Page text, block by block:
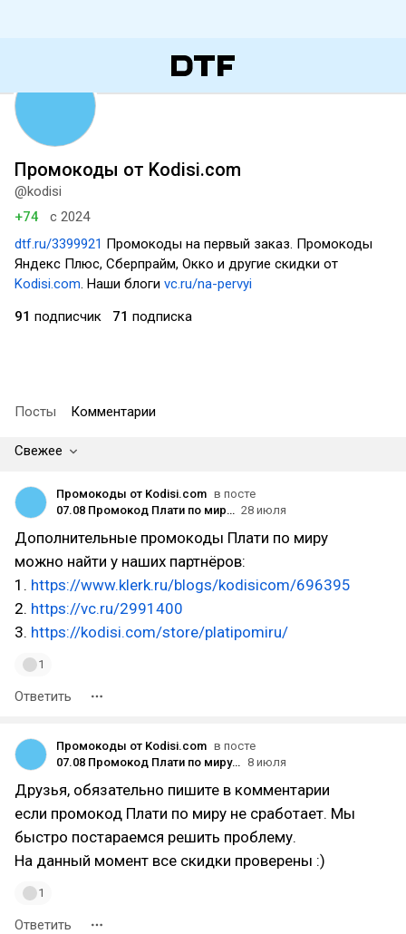
Промокоды от Kodisi.com
@kodisi
+74
с 2024
dtf.ru/3399921 Промокоды на первый заказ. Промокоды
Яндекс Плюс, Сберпрайм, Окко и другие скидки от
Kodisi.com. Наши блоги vc.ru/na-pervyi
91 подписчик 71 подписка
Посты Комментарии
Свежее
Промокоды от Kodisi.com в посте
07.08 Промокод Плати по миру на карту. Для выпуска карты и пополнения 2026 год 28 июля
Дополнительные промокоды Плати по миру
можно найти у наших партнёров:
1. https://www.klerk.ru/blogs/kodisicom/696395
2. https://vc.ru/2991400
3. https://kodisi.com/store/platipomiru/
1
Ответить
Промокоды от Kodisi.com в посте
07.08 Промокод Плати по миру на карту. Для выпуска карты и пополнения 2026 год 8 июля
Друзья, обязательно пишите в комментарии
если промокод Плати по миру не сработает. Мы
быстро постараемся решить проблему.
На данный момент все скидки проверены :)
1
Ответить